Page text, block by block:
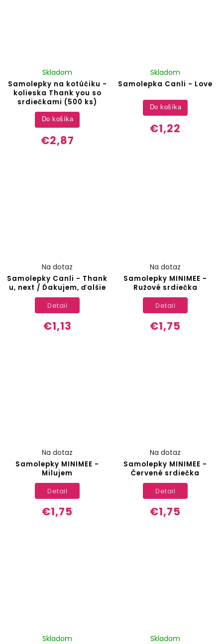
Samolepky na kotúčiku -
kolieska Thank you so
srdiečkami (500 ks)
Skladom
€2,87
Do košíka
Samolepka Canli - Love
Skladom
€1,22
Do košíka
Samolepky Canli - Thank
u, next / Ďakujem, ďalšie
Na dotaz
€1,13
Detail
Samolepky MINIMEE -
Ružové srdiečka
Na dotaz
€1,75
Detail
Samolepky MINIMEE -
Milujem
Na dotaz
€1,75
Detail
Samolepky MINIMEE -
Červené srdiečka
Na dotaz
€1,75
Detail
Skladom Skladom